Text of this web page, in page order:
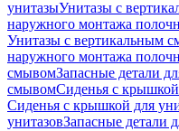
унитазыУнитазы с
наружного монтажа
Унитазы с вертикальным
наружного монтажа
смывомЗапасные детали
смывомСиденья с крышкой
Сиденья с крышкой для
унитазовЗапасные детали